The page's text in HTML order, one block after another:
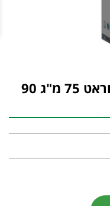
Nutri Care מגנזיום טאוראט 75 מ"ג 90